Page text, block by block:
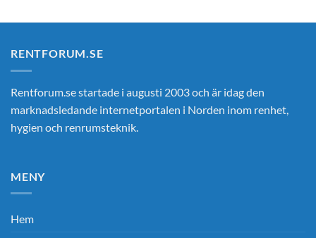
RENTFORUM.SE
Rentforum.se startade i augusti 2003 och är idag den
marknadsledande internetportalen i Norden inom renhet,
hygien och renrumsteknik.
MENY
Hem